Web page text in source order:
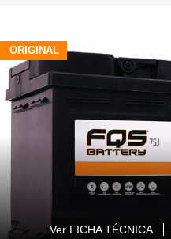
ORIGINAL
Ver FICHA TÉCNICA